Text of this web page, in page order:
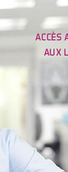
ACCÈS
AUX